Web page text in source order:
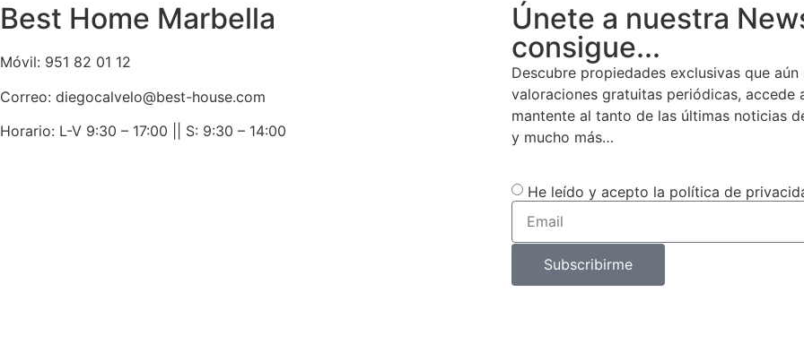
Best Home Marbella
Móvil: 951 82 01 12
Correo: diegocalvelo@best-house.com
Horario: L-V 9:30 – 17:00 || S: 9:30 – 14:00
Únete a nuestra
consigue...
Descubre propiedades exclusivas que
valoraciones gratuitas periódicas, accede
mantente al tanto de las últimas noticias
y mucho más…
He leído y acepto la política de
Subscribirme